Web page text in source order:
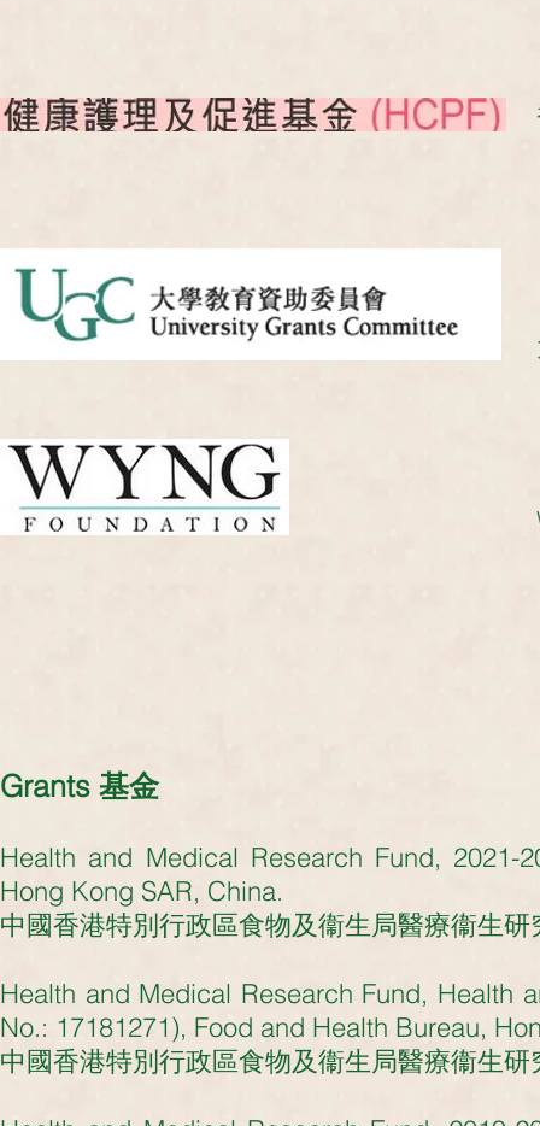
Grants 基金
Health and Medical Research Fund, 2021-
Hong Kong SAR, China.
中國香港特別行政區食物及衞生局醫療衞生
Health and Medical Research Fund, Health
No.: 17181271), Food and Health Bureau,
中國香港特別行政區食物及衞生局醫療衞生